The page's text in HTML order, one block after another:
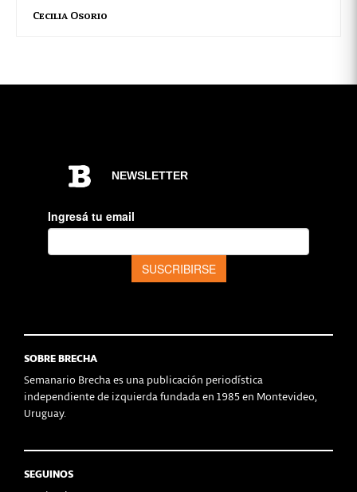
Cecilia Osorio
SOBRE BRECHA
Semanario Brecha es una publicación periodística
independiente de izquierda fundada en 1985 en Montevideo,
Uruguay.
SEGUINOS